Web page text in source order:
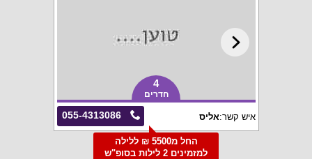
4
חדרים
055-4313086 איש קשר:אליס
החל מ5500 ₪ ללילה
למזמינים 2 לילות בסופ"ש